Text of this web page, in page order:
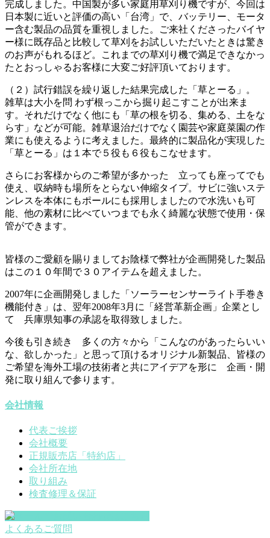
完成しました。中国製が多い家庭用草刈り機ですが、今回は
日本製に近いと評価の高い「台湾」で、バッテリー、モータ
ー含む製品の品質を重視しました。ご来社くださったバイヤ
ー様に既存品と比較して草刈をお試しいただいたときは驚き
のお声がもれるほど。これまでの草刈り機で満足できなかっ
たとおっしゃるお客様に大変ご好評頂いております。
（２）試行錯誤を繰り返した結果完成した「草とーる」。
雑草は大小を問 わず根っこから掘り起こすことが出来ま
す。それだけでなく他にも「草の根を切る、集める、土をな
らす」などが可能。雑草退治だけでなく園芸や家庭菜園の作
業にも使えるように考えました。最終的に製品化が実現した
「草とーる」は１本で５役も６役もこなせます。
さらにお客様からのご希望が多かった 立っても座ってでも
使え、収納時も場所をとらない伸縮タイプ。サビに強いステ
ンレスを本体にもポールにも採用しましたので水洗いも可
能、他の素材に比べていつまでも永く綺麗な状態で使用・保
管ができます。
皆様のご愛顧を賜りましてお陰様で弊社が企画開発した製品
はこの１０年間で３０アイテムを超えました。
2007年に企画開発しました「ソーラーセンサーライト手巻き
機能付き」は、翌年2008年3月に「経営革新企画」企業とし
て 兵庫県知事の承認を取得致しました。
今後も引き続き 多くの方々から「こんなのがあったらいい
な、欲しかった」と思って頂けるオリジナル新製品、皆様の
ご希望を海外工場の技術者と共にアイデアを形に 企画・開
発に取り組んで参ります。
会社情報
代表ご挨拶
会社概要
正規販売店「特約店」
会社所在地
取り組み
検査修理＆保証
よくあるご質問